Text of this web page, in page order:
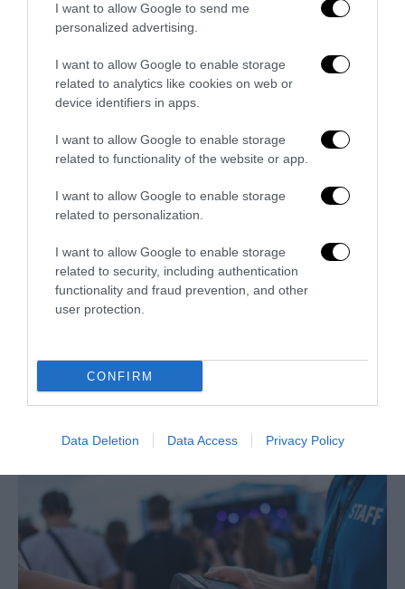
I want to allow Google to send me
personalized advertising.
I want to allow Google to enable storage
related to analytics like cookies on web or
device identifiers in apps.
I want to allow Google to enable storage
related to functionality of the website or app.
I want to allow Google to enable storage
related to personalization.
I want to allow Google to enable storage
related to security, including authentication
functionality and fraud prevention, and other
user protection.
CONFIRM
Data Deletion Data Access Privacy Policy
Quando il rottame vale di più: il mercato delle soluzioni
per compattare gli scarti...
3 Agosto 2026
Arriva SEO SERP, la suite italiana che scrive contenuti
3 Agosto 2026